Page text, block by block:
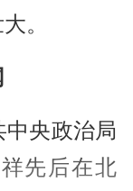
。
央政治局
先后在北